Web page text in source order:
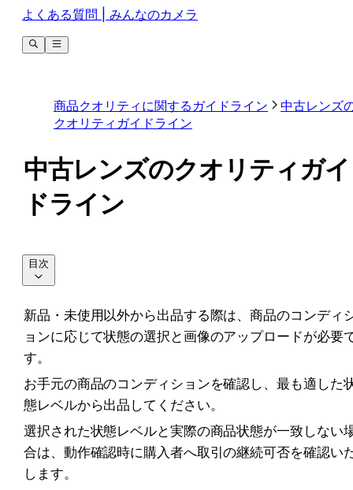
よくある質問 | みんなのカメラ
商品クオリティに関するガイドライン
中古レンズ
クオリティガイドライン
中古レンズのクオリティガイ
ドライン
新品・未使用以外から出品する際は、商品のコンディ
ョンに応じて状態の選択と画像のアップロードが必要
す。
お手元の商品のコンディションを確認し、最も適した
態レベルから出品してください。
選択された状態レベルと実際の商品状態が一致しない
合は、動作確認時に購入者へ取引の継続可否を確認い
します。
目次